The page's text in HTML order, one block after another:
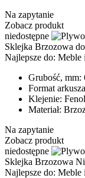
Na zapytanie
Zobacz produkt
niedostępne
Sklejka Brzozowa
Najlepsze do: Meble
Grubość, mm:
Format
Klejenie:
Materiał:
Na zapytanie
Zobacz produkt
niedostępne
Sklejka Brzozowa
Najlepsze do: Meble